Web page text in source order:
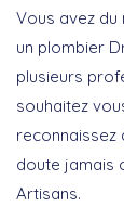
Vous avez
un plombier
plusieurs
souhaitez
reconnaissez
doute jamais
Artisans.